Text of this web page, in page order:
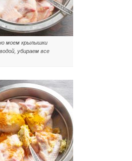
моем крылышки
убираем все